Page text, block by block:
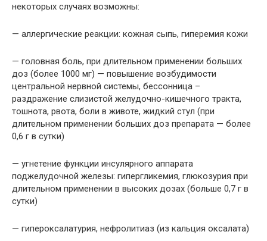
некоторых случаях возможны:
— аллергические реакции: кожная сыпь, гиперемия кожи
— головная боль, при длительном применении больших
доз (более 1000 мг) — повышение возбудимости
центральной нервной системы, бессонница –
раздражение слизистой желудочно-кишечного тракта,
тошнота, рвота, боли в животе, жидкий стул (при
длительном применении больших доз препарата — более
0,6 г в сутки)
— угнетение функции инсулярного аппарата
поджелудочной железы: гипергликемия, глюкозурия при
длительном применении в высоких дозах (больше 0,7 г в
сутки)
— гипероксалатурия, нефролитиаз (из кальция оксалата)